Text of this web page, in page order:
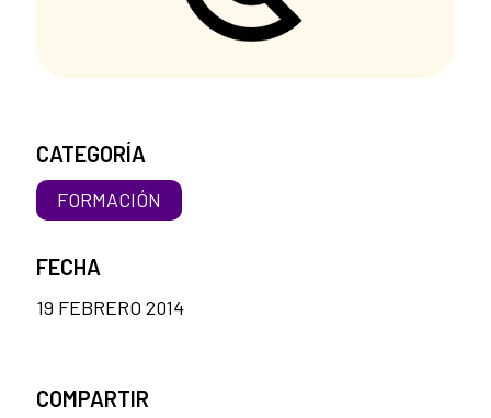
CATEGORÍA
FORMACIÓN
FECHA
19 FEBRERO 2014
COMPARTIR